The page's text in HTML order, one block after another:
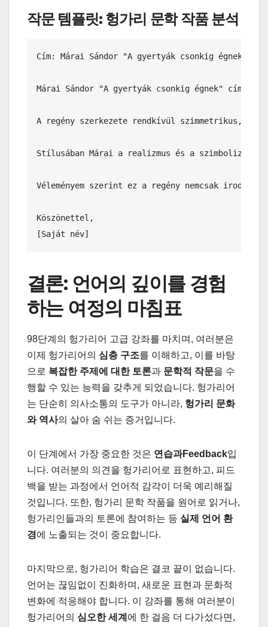
작문 템플릿: 헝가리 문학 작품 분석
Cím: Márai Sándor "A gyertyák csonkig égnek"
Márai Sándor "A gyertyák csonkig égnek" című
A regény szerkezete rendkívül szimmetrikus,
Stílusában Márai a realizmus és a
Véleményem szerint ez a regény nemcsak
Köszönettel,
[Saját név]
결론: 언어의 깊이를 경험
하는 여정의 마침표
98단계의 헝가리어 고급 강좌를 마치며, 여러분은
이제 헝가리어의 심층 구조를 이해하고, 이를 바탕
으로 복잡한 주제에 대한 토론과 문학적 작문을 수
행할 수 있는 능력을 갖추게 되었습니다. 헝가리어
는 단순히 의사소통의 도구가 아니라, 헝가리 문화
와 역사의 살아 숨 쉬는 증거입니다.
이 단계에서 가장 중요한 것은 연습과Feedback입
니다. 여러분의 의견을 헝가리어로 표현하고, 피드
백을 받는 과정에서 언어적 감각이 더욱 예리해질
것입니다. 또한, 헝가리 문학 작품을 원어로 읽거나,
헝가리인들과의 토론에 참여하는 등 실제 언어 환
경에 노출되는 것이 중요합니다.
마지막으로, 헝가리어 학습은 결코 끝이 없습니다.
언어는 끊임없이 진화하며, 새로운 표현과 문화적
변화에 적응해야 합니다. 이 강좌를 통해 여러분이
헝가리어의 심오한 세계 에 한 걸음 더 다가섰다면,